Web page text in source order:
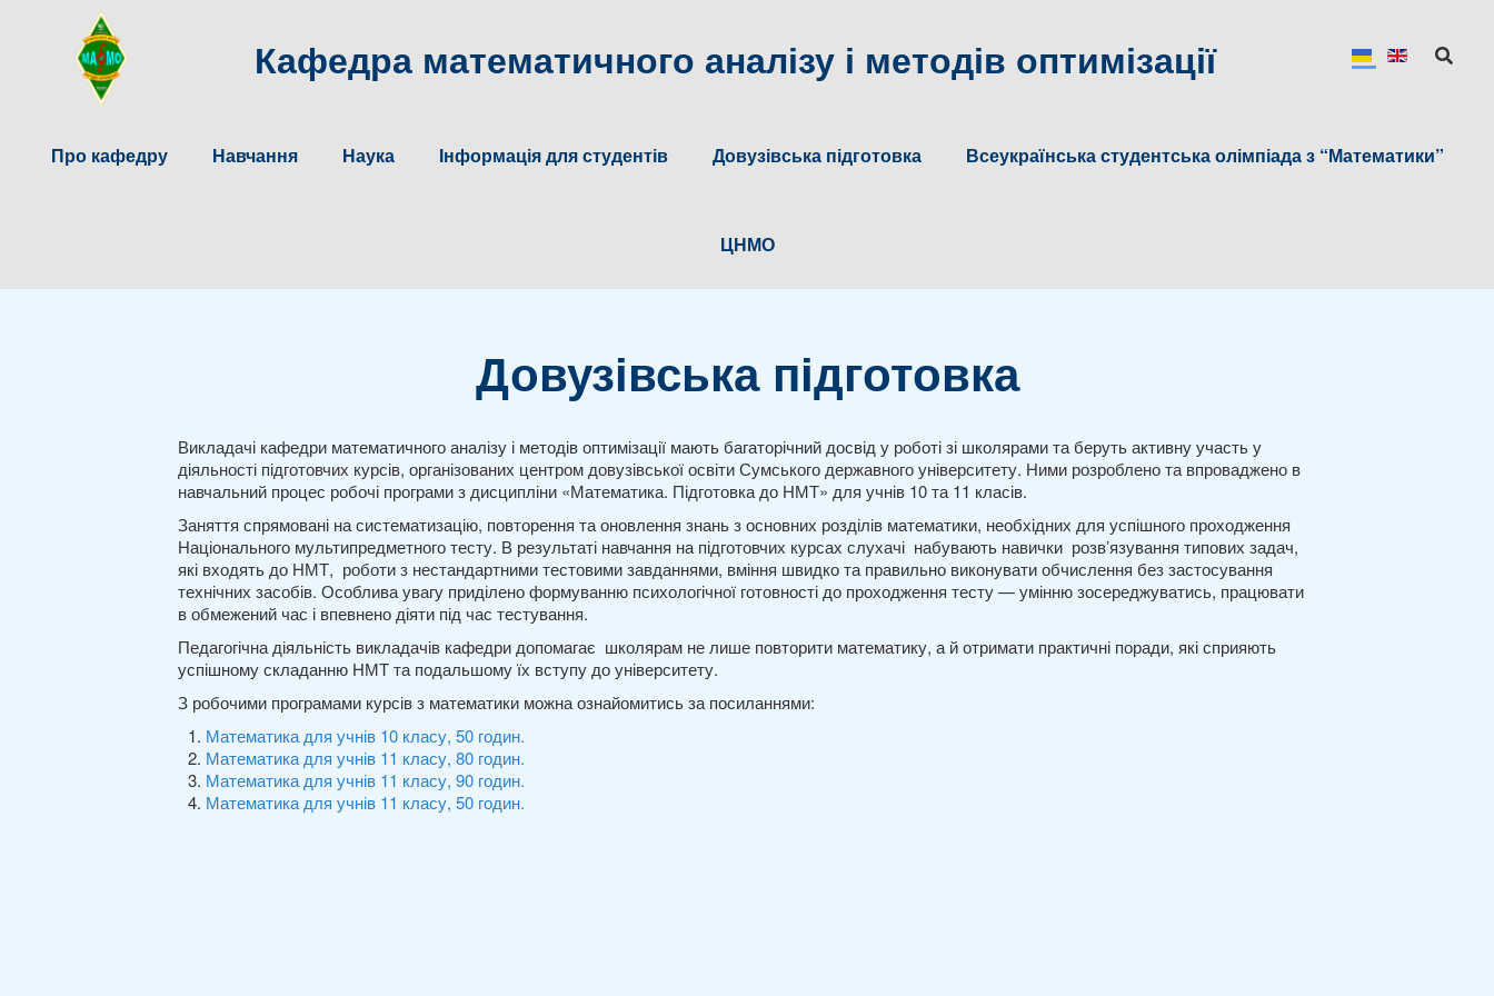
Кафедра математичного аналізу і методів оптимізації
Про кафедру Навчання Наука Інформація для студентів Довузівська підготовка Всеукраїнська студентська олімпіада з “Математики”
ЦНМО
Довузівська підготовка
Викладачі кафедри математичного аналізу і методів оптимізації мають багаторічний досвід у роботі зі школярами та беруть активну участь у
діяльності підготовчих курсів, організованих центром довузівської освіти Сумського державного університету. Ними розроблено та впроваджено в
навчальний процес робочі програми з дисципліни «Математика. Підготовка до НМТ» для учнів 10 та 11 класів.
Заняття спрямовані на систематизацію, повторення та оновлення знань з основних розділів математики, необхідних для успішного проходження
Національного мультипредметного тесту. В результаті навчання на підготовчих курсах слухачі набувають навички розв’язування типових задач,
які входять до НМТ, роботи з нестандартними тестовими завданнями, вміння швидко та правильно виконувати обчислення без застосування
технічних засобів. Особлива увагу приділено формуванню психологічної готовності до проходження тесту — умінню зосереджуватись, працювати
в обмежений час і впевнено діяти під час тестування.
Педагогічна діяльність викладачів кафедри допомагає школярам не лише повторити математику, а й отримати практичні поради, які сприяють
успішному складанню НМТ та подальшому їх вступу до університету.
З робочими програмами курсів з математики можна ознайомитись за посиланнями:
Математика для учнів 10 класу, 50 годин.
Математика для учнів 11 класу, 80 годин.
Математика для учнів 11 класу, 90 годин.
Математика для учнів 11 класу, 50 годин.